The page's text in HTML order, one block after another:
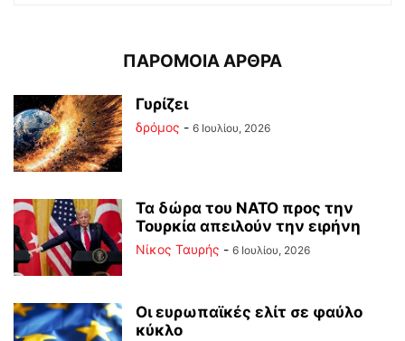
ΠΑΡΟΜΟΙΑ ΑΡΘΡΑ
Γυρίζει
δρόμος - 6 Ιουλίου, 2026
Τα δώρα του ΝΑΤΟ προς την
Τουρκία απειλούν την ειρήνη
Νίκος Ταυρής - 6 Ιουλίου, 2026
Οι ευρωπαϊκές ελίτ σε φαύλο
κύκλο